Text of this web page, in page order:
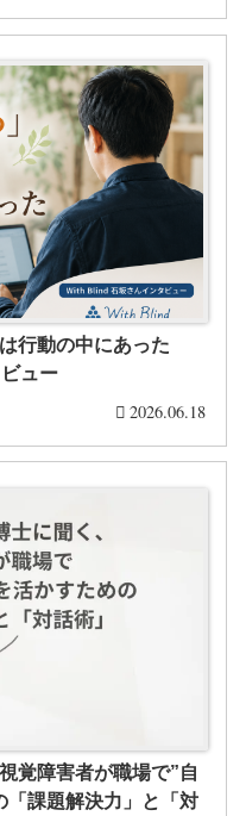
行動の中にあった
ュー
2026.06.18
覚障害者が職場で”自
「課題解決力」と「対